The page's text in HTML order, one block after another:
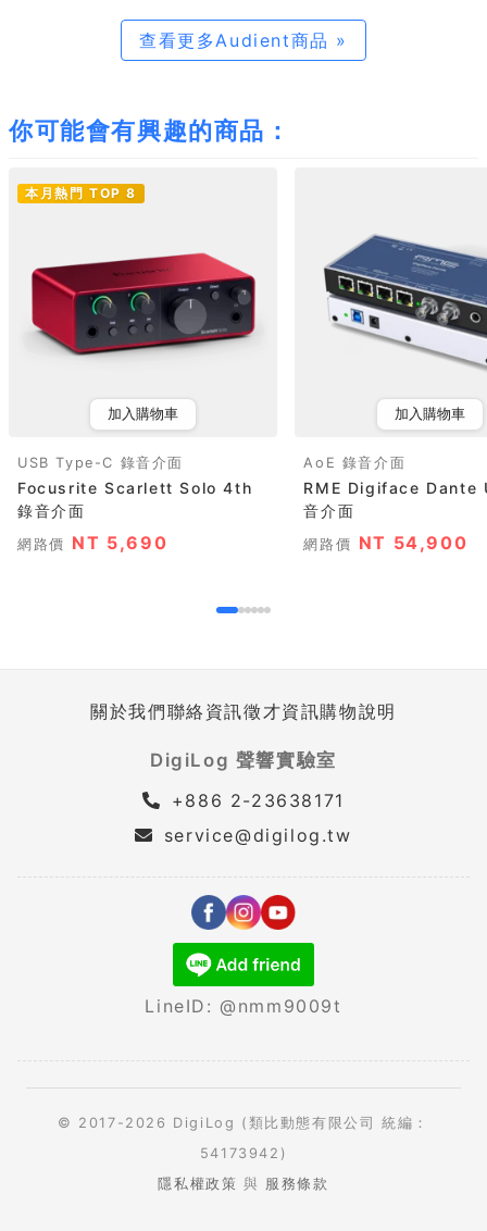
查看更多Audient商品 »
你可能會有興趣的商品：
本月熱門 TOP 8
加入購物車
USB Type-C 錄音介面
Focusrite Scarlett Solo 4th
錄音介面
網路價 NT 5,690
加入購物車
AoE 錄音介面
RME Digiface Dante
音介面
網路價 NT 54,900
關於我們聯絡資訊徵才資訊購物說明
DigiLog 聲響實驗室
+886 2-23638171
service@digilog.tw
LineID: @nmm9009t
© 2017-2026 DigiLog (類比動態有限公司 統編：
54173942)
隱私權政策 與 服務條款